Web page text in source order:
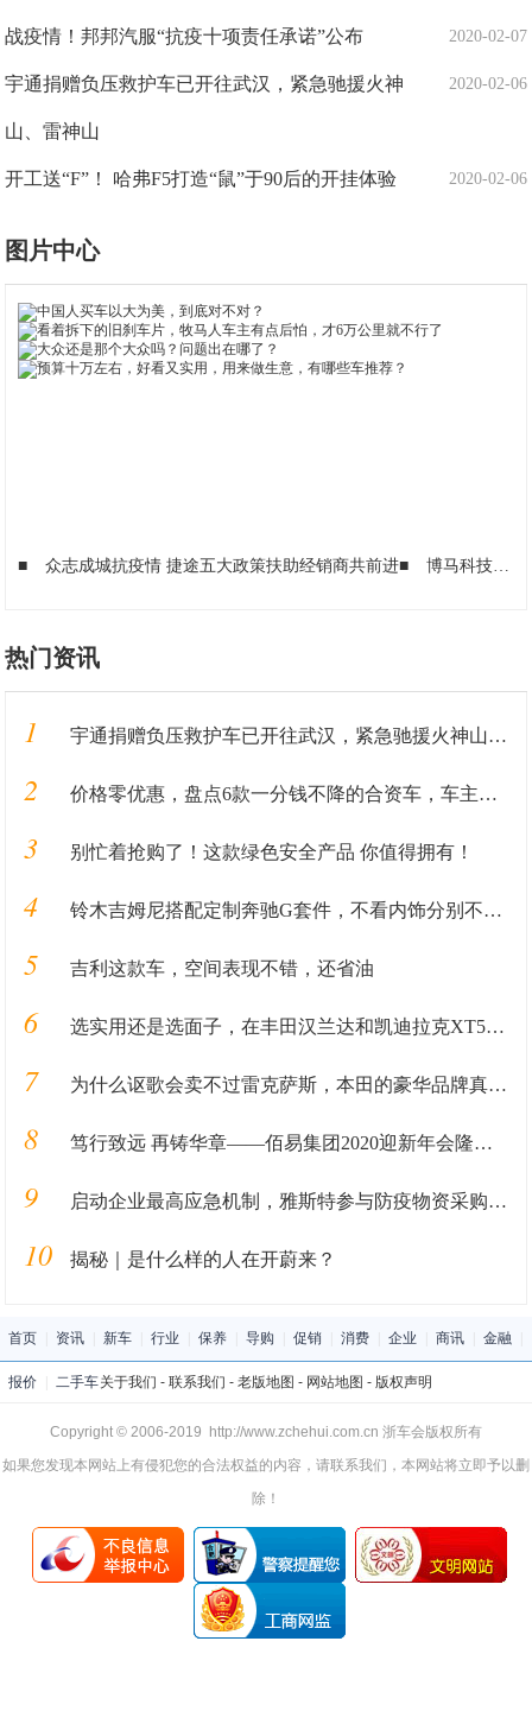
2020-02-07
战疫情！邦邦汽服“抗疫十项责任承诺”公布
2020-02-06
宇通捐赠负压救护车已开往武汉，紧急驰援火神
山、雷神山
2020-02-06
开工送“F”！ 哈弗F5打造“鼠”于90后的开挂体验
图片中心
■ 众志成城抗疫情 捷途五大政策扶助经销商共前进■ 博马科技（BMTS）蔡放：抗疫同时要修炼内功 静待春天
热门资讯
1 宇通捐赠负压救护车已开往武汉，紧急驰援火神山、雷神山
2 价格零优惠，盘点6款一分钱不降的合资车，车主：心甘情愿
3 别忙着抢购了！这款绿色安全产品 你值得拥有！
4 铃木吉姆尼搭配定制奔驰G套件，不看内饰分别不出奔驰G还是吉姆尼
5 吉利这款车，空间表现不错，还省油
6 选实用还是选面子，在丰田汉兰达和凯迪拉克XT5当中应该如何选择
7 为什么讴歌会卖不过雷克萨斯，本田的豪华品牌真的会比丰田的差？
8 笃行致远 再铸华章——佰易集团2020迎新年会隆重举行
9 启动企业最高应急机制，雅斯特参与防疫物资采购，并做好员工防疫管理
10 揭秘｜是什么样的人在开蔚来？
首页 资讯 新车 行业 保养 导购 促销 消费 企业 商讯 金融
报价 二手车关于我们 - 联系我们 - 老版地图 - 网站地图 - 版权声明
Copyright © 2006-2019 http://www.zchehui.com.cn 浙车会版权所有
如果您发现本网站上有侵犯您的合法权益的内容，请联系我们，本网站将立即予以删
除！